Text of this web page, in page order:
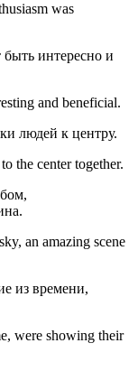
was
интересно и
and beneficial.
людей к центру.
the center together.
an amazing scene
из времени,
were showing their